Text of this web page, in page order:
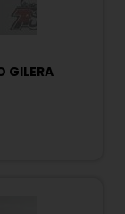
GILERA